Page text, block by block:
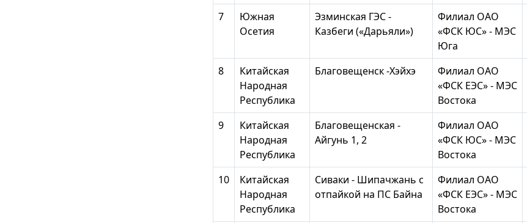
7
Южная
Осетия
Эзминская ГЭС -
Казбеги («Дарьяли»)
Филиал ОАО
«ФСК ЮС» - МЭС
Юга
8
Китайская
Народная
Республика
Благовещенск -Хэйхэ
Филиал ОАО
«ФСК ЕЭС» - МЭС
Востока
9
Китайская
Народная
Республика
Благовещенская -
Айгунь 1, 2
Филиал ОАО
«ФСК ЮС» - МЭС
Востока
10
Китайская
Народная
Республика
Сиваки - Шипачжань с
отпайкой на ПС Байна
Филиал ОАО
«ФСК ЕЭС» - МЭС
Востока